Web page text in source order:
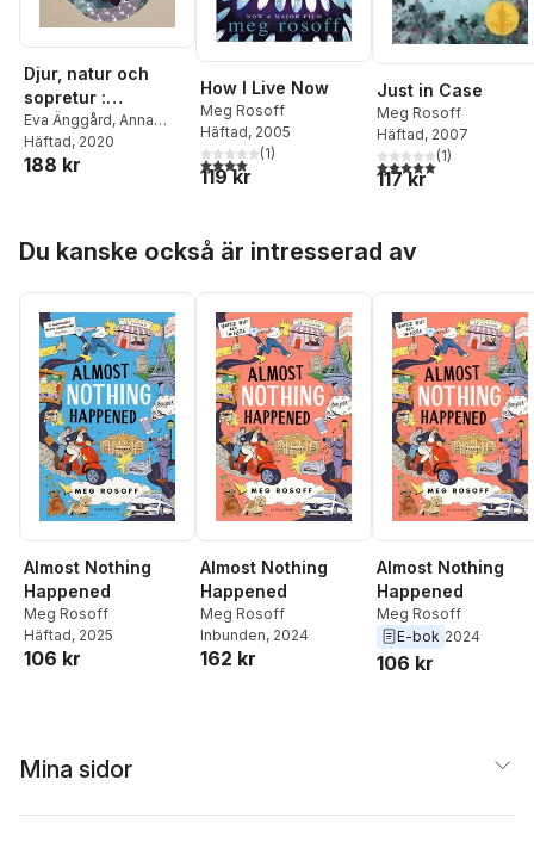
Djur, natur och
sopretur :
perspektiv på
barnkulturen i
antropocen
Eva Änggård, Anna
Svensson
Kundromichalis
Isaksson,Gunilla
Häftad, 2020
188 kr
How I Live Now
Meg Rosoff
Häftad, 2005
4,0utav 5 stjärnor. Totalt antal röster:
(1)
119 kr
Just in Case
Meg Rosoff
Häftad, 2007
5,0utav 5 stjärnor.
(1)
117 kr
Du kanske också är intresserad av
Almost Nothing
Happened
Meg Rosoff
Häftad, 2025
106 kr
Almost Nothing
Happened
Meg Rosoff
Inbunden, 2024
162 kr
Almost Nothing
Happened
Meg Rosoff
E-bok 2024
106 kr
Mina sidor